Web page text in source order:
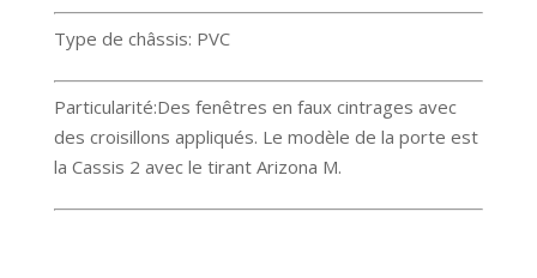
Type de châssis: PVC
Particularité:Des fenêtres en faux cintrages avec
des croisillons appliqués. Le modèle de la porte est
la Cassis 2 avec le tirant Arizona M.